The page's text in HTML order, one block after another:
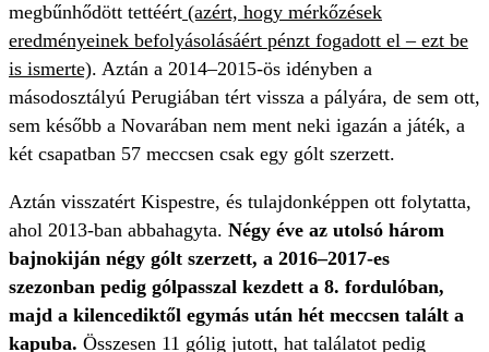
megbűnhődött tettéért (azért, hogy mérkőzések
eredményeinek befolyásolásáért pénzt fogadott el – ezt be
is ismerte). Aztán a 2014–2015-ös idényben a
másodosztályú Perugiában tért vissza a pályára, de sem ott,
sem később a Novarában nem ment neki igazán a játék, a
két csapatban 57 meccsen csak egy gólt szerzett.
Aztán visszatért Kispestre, és tulajdonképpen ott folytatta,
ahol 2013-ban abbahagyta. Négy éve az utolsó három
bajnokiján négy gólt szerzett, a 2016–2017-es
szezonban pedig gólpasszal kezdett a 8. fordulóban,
majd a kilencediktől egymás után hét meccsen talált a
kapuba. Összesen 11 gólig jutott, hat találatot pedig